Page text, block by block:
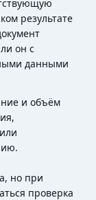
результате
он с
данными
и объём
но при
проверка